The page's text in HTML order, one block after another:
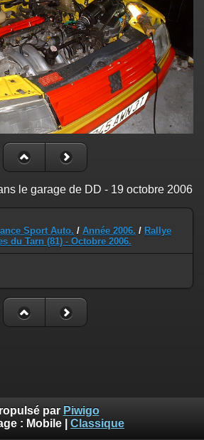
le garage de DD - 19 octobre 2006
Sport Auto. / Année 2006. / Rallye
du Tarn (81) - Octobre 2006.
par Piwigo
: Mobile Classique